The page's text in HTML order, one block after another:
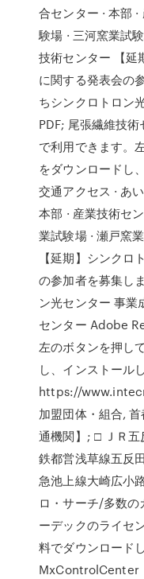
合センター · 本部
験場 · 三河窯業試
技術センター 【延
に関する発表会の
ちシンクロトロン
PDF; 尾張繊維技
で利用できます。
をダウンロードし
交通アクセス · あ
本部 · 産業技術セ
業試験場 · 瀬戸窯
【延期】シンクロ
の参加者を募集し
ン光センター 事業
センター Adobe
左のボタンを押し
し、インストール
https://
加盟団体・組合,
通機関】; □ ＪＲ
鉄都営浅草線五反
急池上線大崎広小
ロ・サーチ/多数の
ーデックのライセ
料でダウンロード
MxControlCenter